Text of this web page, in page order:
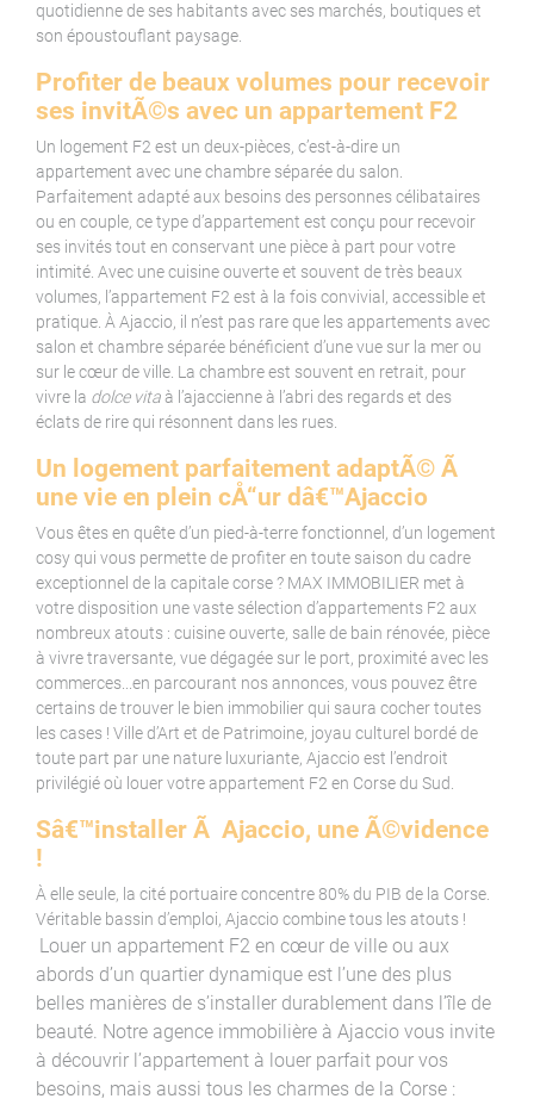
quotidienne de ses habitants avec ses marchés, boutiques et
son époustouflant paysage.
Profiter de beaux volumes pour recevoir
ses invitÃ©s avec un appartement F2
Un logement F2 est un deux-pièces, c’est-à-dire un
appartement avec une chambre séparée du salon.
Parfaitement adapté aux besoins des personnes célibataires
ou en couple, ce type d’appartement est conçu pour recevoir
ses invités tout en conservant une pièce à part pour votre
intimité. Avec une cuisine ouverte et souvent de très beaux
volumes, l’appartement F2 est à la fois convivial, accessible et
pratique. À Ajaccio, il n’est pas rare que les appartements avec
salon et chambre séparée bénéficient d’une vue sur la mer ou
sur le cœur de ville. La chambre est souvent en retrait, pour
vivre la dolce vitaà l’ajaccienne à l’abri des regards et des
éclats de rire qui résonnent dans les rues.
Un logement parfaitement adaptÃ© Ã
une vie en plein cÅ“ur dâ€™Ajaccio
Vous êtes en quête d’un pied-à-terre fonctionnel, d’un logement
cosy qui vous permette de profiter en toute saison du cadre
exceptionnel de la capitale corse ? MAX IMMOBILIER met à
votre disposition une vaste sélection d’appartements F2 aux
nombreux atouts : cuisine ouverte, salle de bain rénovée, pièce
à vivre traversante, vue dégagée sur le port, proximité avec les
commerces...en parcourant nos annonces, vous pouvez être
certains de trouver le bien immobilier qui saura cocher toutes
les cases ! Ville d’Art et de Patrimoine, joyau culturel bordé de
toute part par une nature luxuriante, Ajaccio est l’endroit
privilégié où louer votre appartement F2 en Corse du Sud.
Sâ€™installer Ã Ajaccio, une Ã©vidence
!
À elle seule, la cité portuaire concentre 80% du PIB de la Corse.
Véritable bassin d’emploi, Ajaccio combine tous les atouts !
Louer un appartement F2 en cœur de ville ou aux
abords d’un quartier dynamique est l’une des plus
belles manières de s’installer durablement dans l’île de
beauté. Notre agence immobilière à Ajaccio vous invite
à découvrir l’appartement à louer parfait pour vos
besoins, mais aussi tous les charmes de la Corse :